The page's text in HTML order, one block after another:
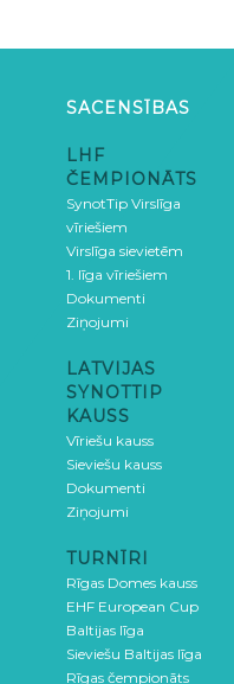
SACENSĪBAS
LHF
ČEMPIONĀTS
SynotTip Virslīga
vīriešiem
Virslīga sievietēm
1. līga vīriešiem
Dokumenti
Ziņojumi
LATVIJAS
SYNOTTIP
KAUSS
Vīriešu kauss
Sieviešu kauss
Dokumenti
Ziņojumi
TURNĪRI
Rīgas Domes kauss
EHF European Cup
Baltijas līga
Sieviešu Baltijas līga
Rīgas čempionāts